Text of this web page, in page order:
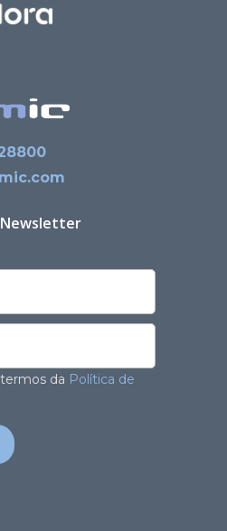
Newsletter
da Política de